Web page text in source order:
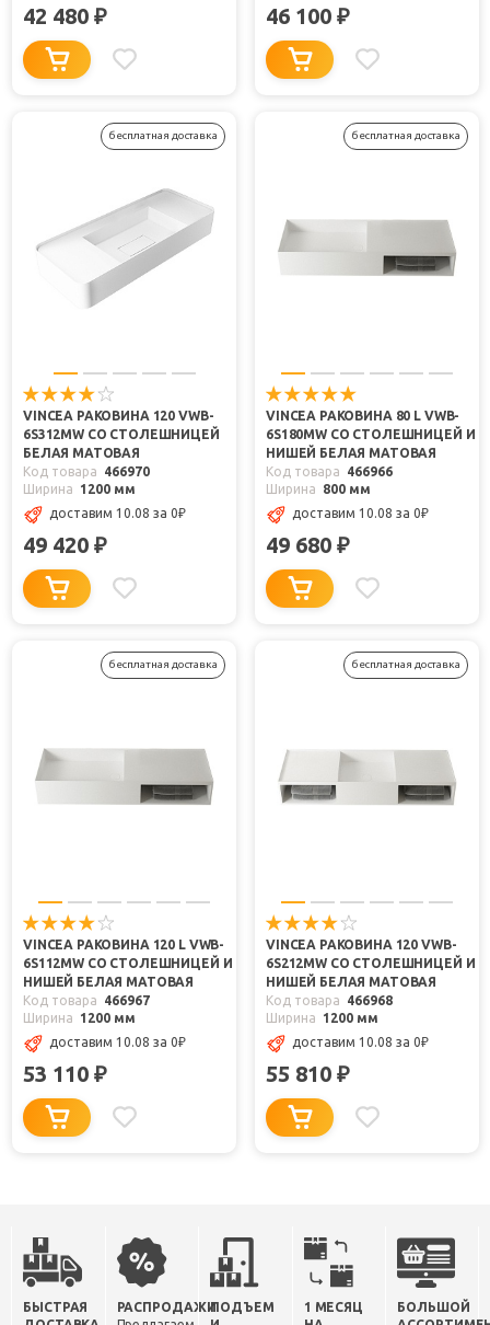
42 480 ₽ 46 100 ₽
бесплатная доставка
VINCEA РАКОВИНА 120 VWB-
6S312MW СО СТОЛЕШНИЦЕЙ
БЕЛАЯ МАТОВАЯ
Код товара
466970
Ширина
1200 мм
доставим 10.08 за 0₽
49 420 ₽
бесплатная доставка
VINCEA РАКОВИНА 80 L VWB-
6S180MW СО СТОЛЕШНИЦЕЙ И
НИШЕЙ БЕЛАЯ МАТОВАЯ
Код товара
466966
Ширина
800 мм
доставим 10.08 за 0₽
49 680 ₽
бесплатная доставка
VINCEA РАКОВИНА 120 L VWB-
6S112MW СО СТОЛЕШНИЦЕЙ И
НИШЕЙ БЕЛАЯ МАТОВАЯ
Код товара
466967
Ширина
1200 мм
доставим 10.08 за 0₽
53 110 ₽
бесплатная доставка
VINCEA РАКОВИНА 120 VWB-
6S212MW СО СТОЛЕШНИЦЕЙ И
НИШЕЙ БЕЛАЯ МАТОВАЯ
Код товара
466968
Ширина
1200 мм
доставим 10.08 за 0₽
55 810 ₽
БЫСТРАЯ
РАСПРОДАЖИПОДЪЕМ
1 МЕСЯЦ
БОЛЬШОЙ